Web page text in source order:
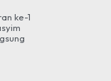
ke-1